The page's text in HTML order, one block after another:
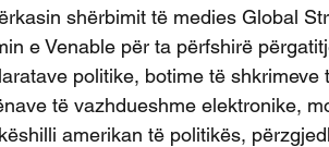
shërbimit të medies Global
e Venable për ta përfshirë
politike, botime të
të vazhdueshme elektronike,
amerikan të politikës,